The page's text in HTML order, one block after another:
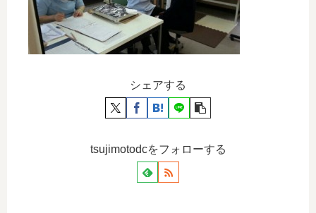
シェアする
tsujimotodcをフォローする